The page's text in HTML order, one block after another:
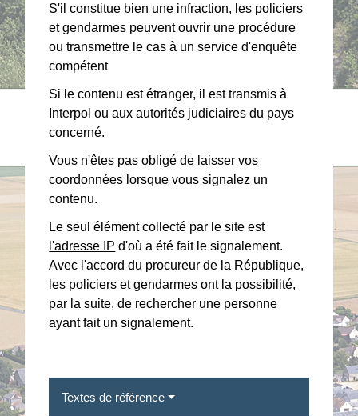
S'il constitue bien une infraction, les policiers
et gendarmes peuvent ouvrir une procédure
ou transmettre le cas à un service d'enquête
compétent
Si le contenu est étranger, il est transmis à
Interpol ou aux autorités judiciaires du pays
concerné.
Vous n'êtes pas obligé de laisser vos
coordonnées lorsque vous signalez un
contenu.
Le seul élément collecté par le site est
l'adresse IP d'où a été fait le signalement.
Avec l'accord du procureur de la République,
les policiers et gendarmes ont la possibilité,
par la suite, de rechercher une personne
ayant fait un signalement.
Textes de référence